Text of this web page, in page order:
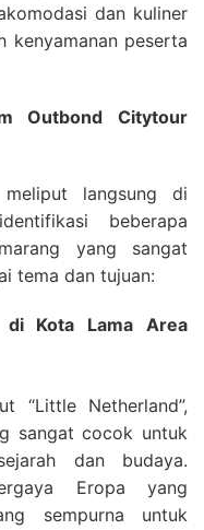
dan kuliner
kenyamanan peserta
Outbond Citytour
langsung di
beberapa
yang sangat
tema dan tujuan:
di Kota Lama Area
“Little Netherland”,
sangat cocok untuk
dan budaya.
Eropa yang
sempurna untuk